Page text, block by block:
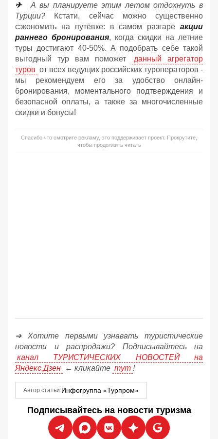
✈ А вы планируете этим летом отдохнуть в
Турции? Кстати, сейчас можно существенно
сэкономить на путёвке: в самом разгаре акции
раннего бронирования, когда скидки на летние
туры достигают 40-50%. А подобрать себе такой
выгодный тур вам поможет
данный агрегатор
туров от всех ведущих российских туроператоров -
мы рекомендуем его за удобство онлайн-
бронирования, моментального подтверждения и
безопасной оплаты, а также за многочисленные
скидки и бонусы!
Спасибо что смотрите рекламу, это поддерживает проект. Прокрутите,
чтобы продолжить читать
➔ Хотите первыми узнавать туристические
новости и распродажи? Подписывайтесь на
канал ТУРИСТИЧЕСКИХ НОВОСТЕЙ на
Яндекс.Дзен
← кликайте тут !
Автор статьи:Инфогруппа «Турпром»
Подписывайтесь на новости туризма